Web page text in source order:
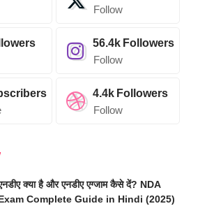
Follow
56.4k Followers
Follow
4.4k Followers
Follow
क्या है और एनडीए एग्जाम कैसे दें? NDA
Complete Guide in Hindi (2025)